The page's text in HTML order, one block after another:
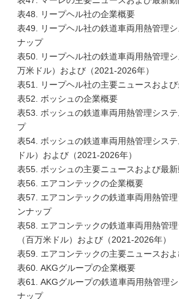
表48. リープヘル社の企業概要
表49. リープヘル社の鉄道車両用熱管理
ナップ
表50. リープヘル社の鉄道車両用熱管理
万米ドル）および（2021-2026年）
表51. リープヘル社の主要ニュースおよび
表52. ボッシュの企業概要
表53. ボッシュの鉄道車両用熱管理シス
プ
表54. ボッシュの鉄道車両用熱管理シス
ドル）および（2021-2026年）
表55. ボッシュの主要ニュースおよび最新
表56. エアコンテックの企業概要
表57. エアコンテックの鉄道車両用熱管
ンナップ
表58. エアコンテックの鉄道車両用熱管
（百万米ドル）および（2021-2026年）
表59. エアコンテックの主要ニュースお
表60. AKGグループの企業概要
表61. AKGグループの鉄道車両用熱管理
ナップ